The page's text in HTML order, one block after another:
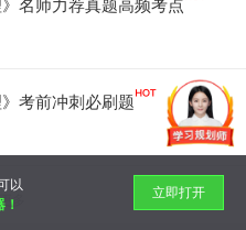
名师力荐真题高频考点
考前冲刺必刷题
多
以
立即打开